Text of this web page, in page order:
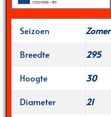
Seizoen
Breedte
295
Hoogte
30
Diameter
21